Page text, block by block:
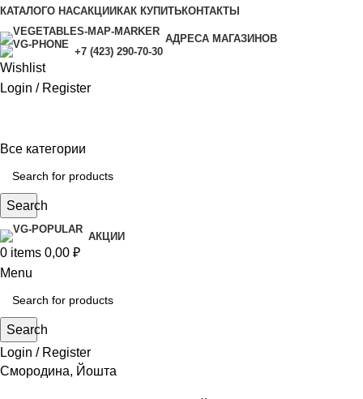
КАТАЛОГО НАСАКЦИИ КАК КУПИТЬКОНТАКТЫ
АДРЕСА МАГАЗИНОВ
+7 (423) 290-70-30
Wishlist
Login / Register
Все категории
Search
АКЦИИ
0 items 0,00 ₽
Menu
Search
Login / Register
Смородина, Йошта